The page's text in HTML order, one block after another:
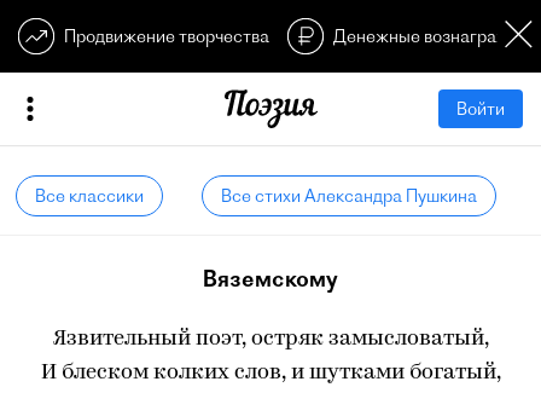
Продвижение творчества Денежные
Войти
Все классики Все стихи Александра Пушкина
Вяземскому
Язвительный поэт, остряк замысловатый,
И блеском колких слов, и шутками богатый,